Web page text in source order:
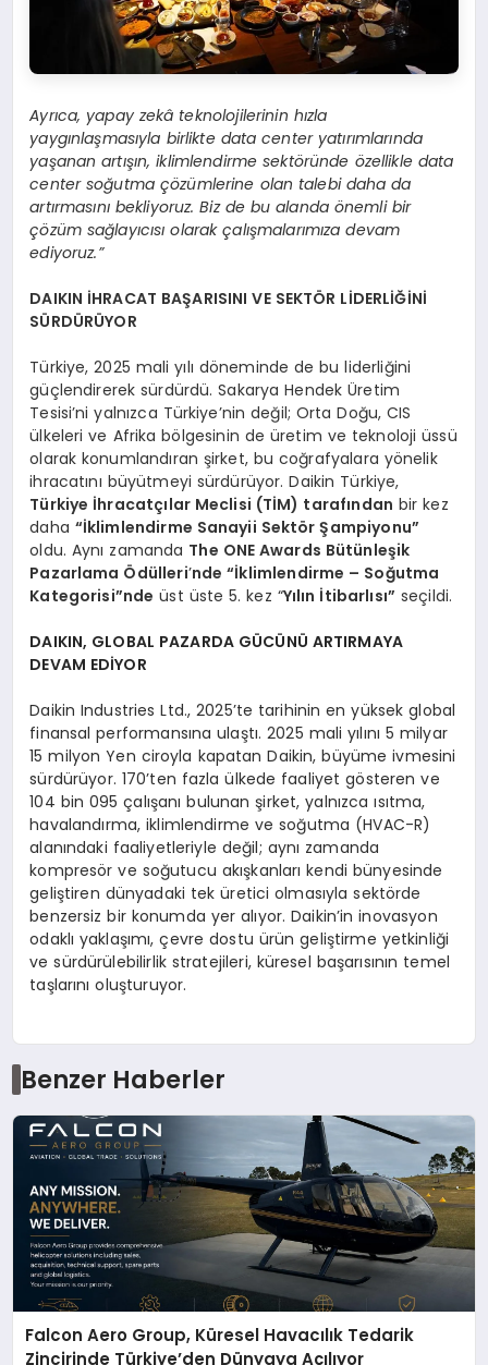
Ayrıca, yapay zekâ teknolojilerinin hızla
yaygınlaşmasıyla birlikte data center yatırımlarında
yaşanan artışın, iklimlendirme sektöründe özellikle data
center soğutma çözümlerine olan talebi daha da
artırmasını bekliyoruz. Biz de bu alanda önemli bir
çözüm sağlayıcısı olarak çalışmalarımıza devam
ediyoruz.”
DAIKIN İHRACAT BAŞARISINI VE SEKTÖR LİDERLİĞİNİ
SÜRDÜRÜYOR
Türkiye, 2025 mali yılı döneminde de bu liderliğini
güçlendirerek sürdürdü. Sakarya Hendek Üretim
Tesisi’ni yalnızca Türkiye’nin değil; Orta Doğu, CIS
ülkeleri ve Afrika bölgesinin de üretim ve teknoloji üssü
olarak konumlandıran şirket, bu coğrafyalara yönelik
ihracatını büyütmeyi sürdürüyor. Daikin Türkiye,
Türkiye İhracatçılar Meclisi (TİM) tarafından bir kez
daha “İklimlendirme Sanayii Sektör Şampiyonu”
oldu. Aynı zamanda The ONE Awards Bütünleşik
Pazarlama Ödülleri’nde “İklimlendirme – Soğutma
Kategorisi”nde üst üste 5. kez “Yılın İtibarlısı” seçildi.
DAIKIN, GLOBAL PAZARDA GÜCÜNÜ ARTIRMAYA
DEVAM EDİYOR
Daikin Industries Ltd., 2025’te tarihinin en yüksek global
finansal performansına ulaştı. 2025 mali yılını 5 milyar
15 milyon Yen ciroyla kapatan Daikin, büyüme ivmesini
sürdürüyor. 170’ten fazla ülkede faaliyet gösteren ve
104 bin 095 çalışanı bulunan şirket, yalnızca ısıtma,
havalandırma, iklimlendirme ve soğutma (HVAC-R)
alanındaki faaliyetleriyle değil; aynı zamanda
kompresör ve soğutucu akışkanları kendi bünyesinde
geliştiren dünyadaki tek üretici olmasıyla sektörde
benzersiz bir konumda yer alıyor. Daikin’in inovasyon
odaklı yaklaşımı, çevre dostu ürün geliştirme yetkinliği
ve sürdürülebilirlik stratejileri, küresel başarısının temel
taşlarını oluşturuyor.
Benzer Haberler
Falcon Aero Group, Küresel Havacılık Tedarik
Zincirinde Türkiye’den Dünyaya Açılıyor